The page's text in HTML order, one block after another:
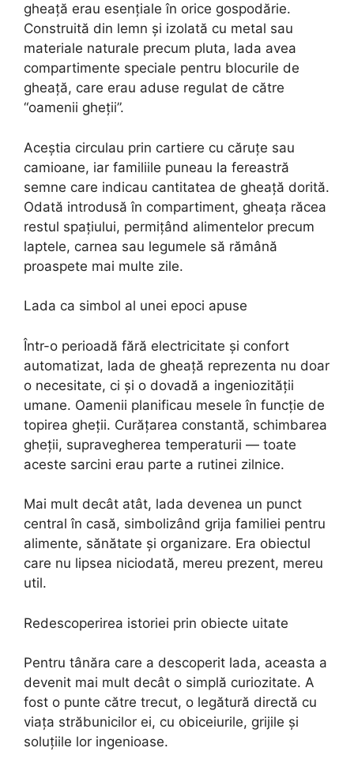
gheață erau esențiale în orice gospodărie.
Construită din lemn și izolată cu metal sau
materiale naturale precum pluta, lada avea
compartimente speciale pentru blocurile de
gheață, care erau aduse regulat de către
“oamenii gheții”.
Aceștia circulau prin cartiere cu căruțe sau
camioane, iar familiile puneau la fereastră
semne care indicau cantitatea de gheață dorită.
Odată introdusă în compartiment, gheața răcea
restul spațiului, permițând alimentelor precum
laptele, carnea sau legumele să rămână
proaspete mai multe zile.
Lada ca simbol al unei epoci apuse
Într-o perioadă fără electricitate și confort
automatizat, lada de gheață reprezenta nu doar
o necesitate, ci și o dovadă a ingeniozității
umane. Oamenii planificau mesele în funcție de
topirea gheții. Curățarea constantă, schimbarea
gheții, supravegherea temperaturii — toate
aceste sarcini erau parte a rutinei zilnice.
Mai mult decât atât, lada devenea un punct
central în casă, simbolizând grija familiei pentru
alimente, sănătate și organizare. Era obiectul
care nu lipsea niciodată, mereu prezent, mereu
util.
Redescoperirea istoriei prin obiecte uitate
Pentru tânăra care a descoperit lada, aceasta a
devenit mai mult decât o simplă curiozitate. A
fost o punte către trecut, o legătură directă cu
viața străbunicilor ei, cu obiceiurile, grijile și
soluțiile lor ingenioase.